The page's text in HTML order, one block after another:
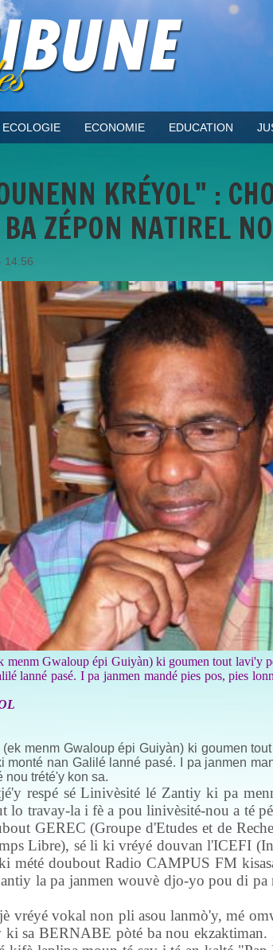
ECOLOGIE ECONOMIE EDUCATION
KRÉYOL" :
ZÉPON NATIREL
14:56
menm Gwaloup épi Guiyàn) ki goumen tout lavi'y
lanné pasé. I pa janmen mandé pies pos, pies
menm Gwaloup épi Guiyàn) ki goumen
monté nan Galilé lanné pasé. I pa janmen
nou trété'y kon sa.
respé sé Linivèsité lé Zantiy ki pa
lo travay-la i fè a pou linivèsité-nou a té
GEREC (Groupe d'Etudes et de
Libre), sé li ki vréyé douvan l'ICEFI
mété doubout Radio CAMPUS FM
la pa janmen wouvè djo-yo pou di pa
vréyé vokal non pli asou lanmò'y, mé
sa BERNABE pòté ba nou